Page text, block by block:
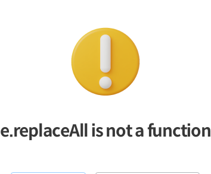
e.replaceAll is not a function